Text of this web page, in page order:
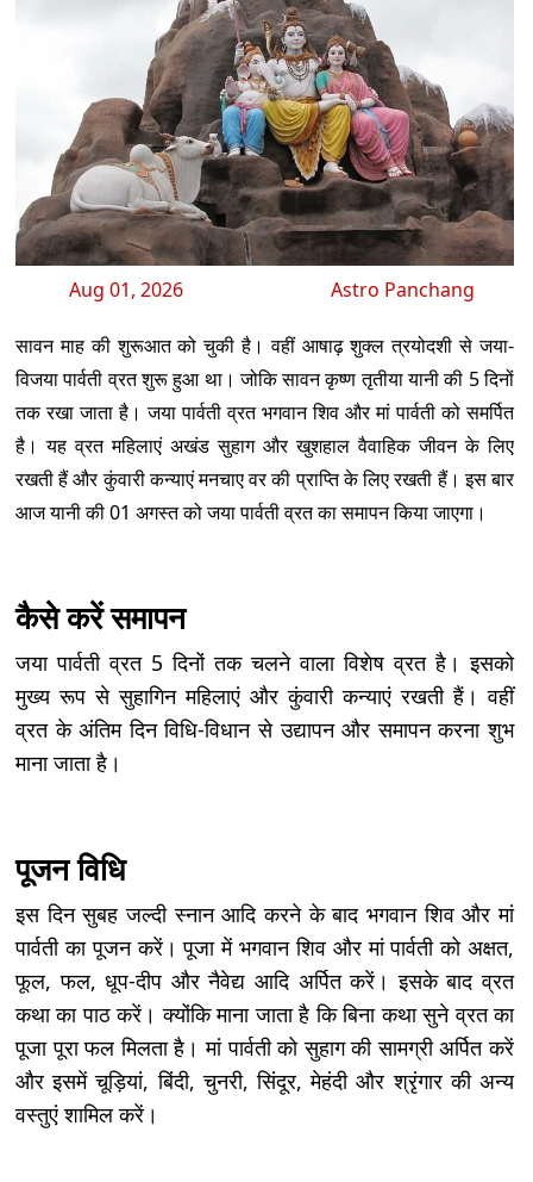
Aug 01, 2026 Astro Panchang
सावन माह की शुरूआत को चुकी है। वहीं आषाढ़ शुक्ल त्रयोदशी से जया-
विजया पार्वती व्रत शुरू हुआ था। जोकि सावन कृष्ण तृतीया यानी की 5 दिनों
तक रखा जाता है। जया पार्वती व्रत भगवान शिव और मां पार्वती को समर्पित
है। यह व्रत महिलाएं अखंड सुहाग और खुशहाल वैवाहिक जीवन के लिए
रखती हैं और कुंवारी कन्याएं मनचाए वर की प्राप्ति के लिए रखती हैं। इस बार
आज यानी की 01 अगस्त को जया पार्वती व्रत का समापन किया जाएगा।
कैसे करें समापन
जया पार्वती व्रत 5 दिनों तक चलने वाला विशेष व्रत है। इसको
मुख्य रूप से सुहागिन महिलाएं और कुंवारी कन्याएं रखती हैं। वहीं
व्रत के अंतिम दिन विधि-विधान से उद्यापन और समापन करना शुभ
माना जाता है।
पूजन विधि
इस दिन सुबह जल्दी स्नान आदि करने के बाद भगवान शिव और मां
पार्वती का पूजन करें। पूजा में भगवान शिव और मां पार्वती को अक्षत,
फूल, फल, धूप-दीप और नैवेद्य आदि अर्पित करें। इसके बाद व्रत
कथा का पाठ करें। क्योंकि माना जाता है कि बिना कथा सुने व्रत का
पूजा पूरा फल मिलता है। मां पार्वती को सुहाग की सामग्री अर्पित करें
और इसमें चूड़ियां, बिंदी, चुनरी, सिंदूर, मेहंदी और श्रृंगार की अन्य
वस्तुएं शामिल करें।